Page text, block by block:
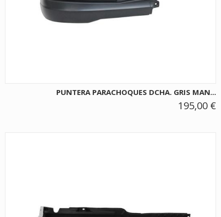
PUNTERA PARACHOQUES DCHA. GRIS MAN...
195,00 €